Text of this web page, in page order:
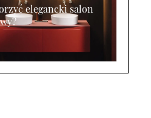
elegancki salon